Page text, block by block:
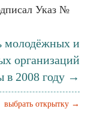
Указ №
молодёжных и
организаций
в 2008 году →
выбрать открытку →